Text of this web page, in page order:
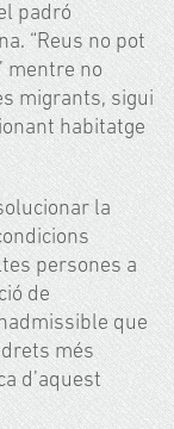
padró
“Reus no pot
mentre no
migrants, sigui
habitatge
la
persones a
de
que
més
d’aquest